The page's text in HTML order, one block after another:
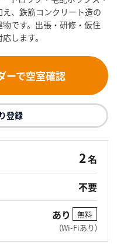
、鉄筋コンクリート造の
です。出張・研修・仮住
します。
ーで空室確認
登録
2名
不要
あり
無料
(Wi-Fiあり)